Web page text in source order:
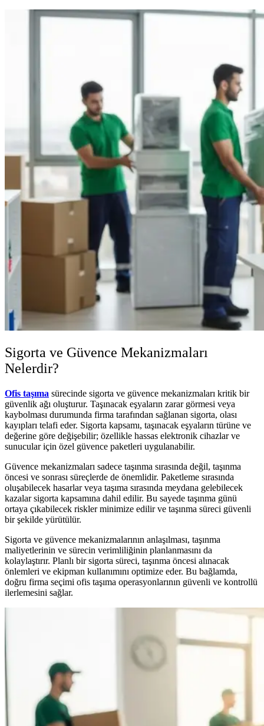
Sigorta ve Güvence Mekanizmaları
Nelerdir?
Ofis taşıma sürecinde sigorta ve güvence mekanizmaları kritik bir
güvenlik ağı oluşturur. Taşınacak eşyaların zarar görmesi veya
kaybolması durumunda firma tarafından sağlanan sigorta, olası
kayıpları telafi eder. Sigorta kapsamı, taşınacak eşyaların türüne ve
değerine göre değişebilir; özellikle hassas elektronik cihazlar ve
sunucular için özel güvence paketleri uygulanabilir.
Güvence mekanizmaları sadece taşınma sırasında değil, taşınma
öncesi ve sonrası süreçlerde de önemlidir. Paketleme sırasında
oluşabilecek hasarlar veya taşıma sırasında meydana gelebilecek
kazalar sigorta kapsamına dahil edilir. Bu sayede taşınma günü
ortaya çıkabilecek riskler minimize edilir ve taşınma süreci güvenli
bir şekilde yürütülür.
Sigorta ve güvence mekanizmalarının anlaşılması, taşınma
maliyetlerinin ve sürecin verimliliğinin planlanmasını da
kolaylaştırır. Planlı bir sigorta süreci, taşınma öncesi alınacak
önlemleri ve ekipman kullanımını optimize eder. Bu bağlamda,
doğru firma seçimi ofis taşıma operasyonlarının güvenli ve kontrollü
ilerlemesini sağlar.